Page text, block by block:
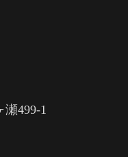
499-1